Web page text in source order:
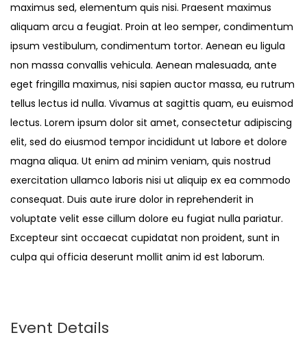
maximus sed, elementum quis nisi. Praesent maximus
aliquam arcu a feugiat. Proin at leo semper, condimentum
ipsum vestibulum, condimentum tortor. Aenean eu ligula
non massa convallis vehicula. Aenean malesuada, ante
eget fringilla maximus, nisi sapien auctor massa, eu rutrum
tellus lectus id nulla. Vivamus at sagittis quam, eu euismod
lectus. Lorem ipsum dolor sit amet, consectetur adipiscing
elit, sed do eiusmod tempor incididunt ut labore et dolore
magna aliqua. Ut enim ad minim veniam, quis nostrud
exercitation ullamco laboris nisi ut aliquip ex ea commodo
consequat. Duis aute irure dolor in reprehenderit in
voluptate velit esse cillum dolore eu fugiat nulla pariatur.
Excepteur sint occaecat cupidatat non proident, sunt in
culpa qui officia deserunt mollit anim id est laborum.
Event Details